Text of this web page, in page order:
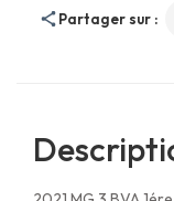
Partager sur :